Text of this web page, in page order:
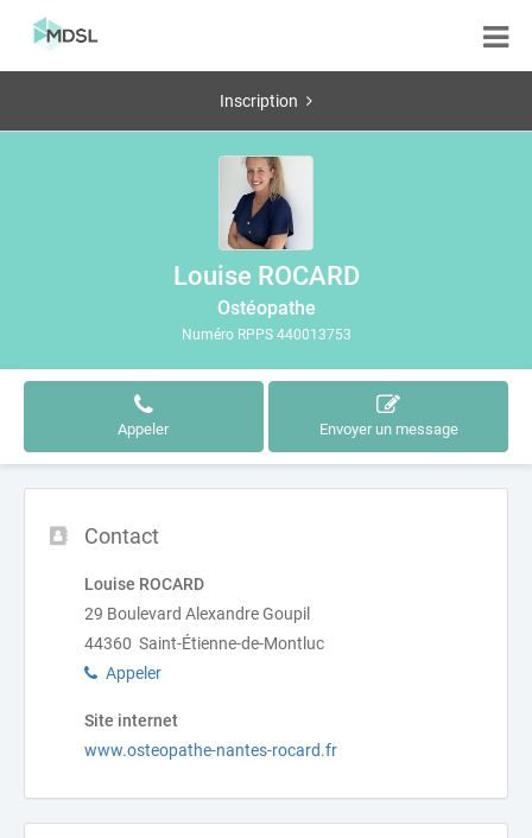
Inscription
Louise ROCARD
Ostéopathe
Numéro RPPS 440013753
Appeler Envoyer un message
Contact
Louise ROCARD
29 Boulevard Alexandre Goupil
44360 Saint-Étienne-de-Montluc
Appeler
Site internet
www.osteopathe-nantes-rocard.fr